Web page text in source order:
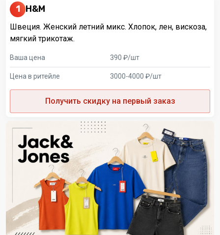
1 H&M
Швеция. Женский летний микс. Хлопок, лен, вискоза,
мягкий трикотаж.
Ваша цена 390 ₽/шт
Цена в ритейле 3000-4000 ₽/шт
Получить скидку на первый заказ